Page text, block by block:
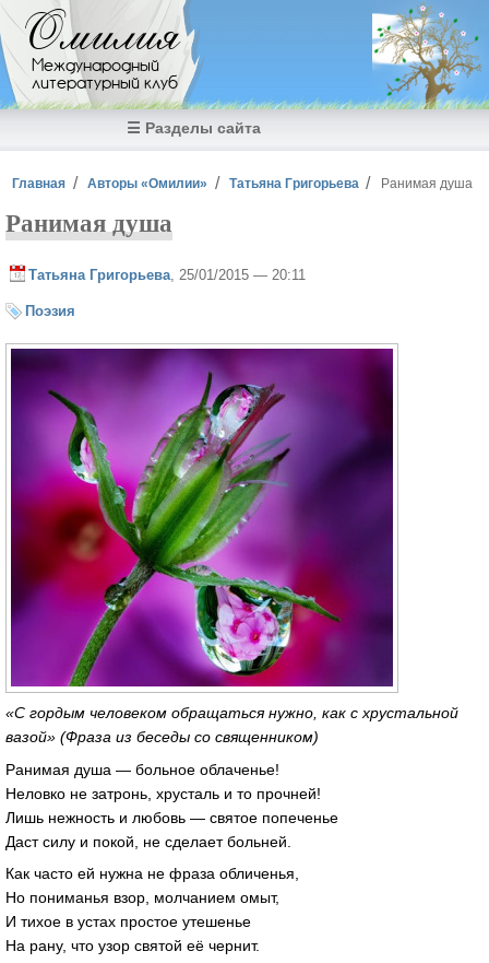
Перейти к основному содержанию
Омилия
Международный
литературный клуб
☰ Разделы сайта
Вы здесь
Главная Авторы «Омилии» Татьяна Григорьева Ранимая душа
Ранимая душа
Татьяна Григорьева , 25/01/2015 — 20:11
Поэзия
«С гордым человеком обращаться нужно, как с хрустальной
вазой» (Фраза из беседы со священником)
Ранимая душа — больное облаченье!
Неловко не затронь, хрусталь и то прочней!
Лишь нежность и любовь — святое попеченье
Даст силу и покой, не сделает больней.
Как часто ей нужна не фраза обличенья,
Но пониманья взор, молчанием омыт,
И тихое в устах простое утешенье
На рану, что узор святой её чернит.